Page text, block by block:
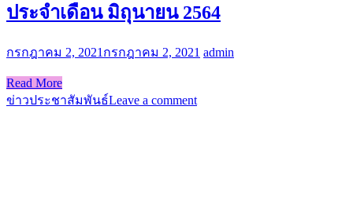
ประจำเดือน มิถุนายน 2564
กรกฎาคม 2, 2021กรกฎาคม 2, 2021 admin
Read More
ข่าวประชาสัมพันธ์Leave a comment